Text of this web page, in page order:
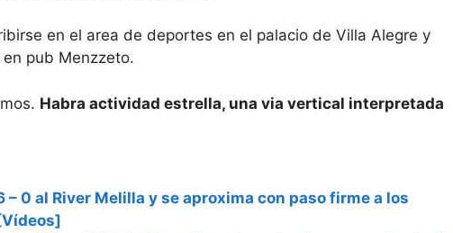
en el area de deportes en el palacio de Villa Alegre y
pub Menzzeto.
Habra actividad estrella, una via vertical interpretada
– 0 al River Melilla y se aproxima con paso firme a los